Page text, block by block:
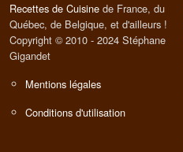
Recettes de Cuisine de France, du
Québec, de Belgique, et d'ailleurs !
Copyright © 2010 - 2024 Stéphane
Gigandet
Mentions légales
Conditions d'utilisation